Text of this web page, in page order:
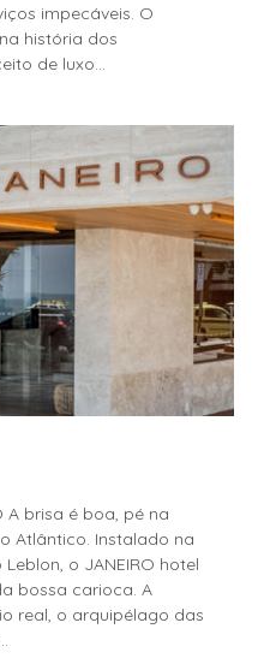
impecáveis. O
história dos
de luxo...
A brisa é boa, pé na
Atlântico. Instalado na
o JANEIRO hotel
bossa carioca. A
real, o arquipélago das